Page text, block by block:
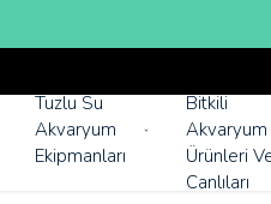
Tuzlu Su
Akvaryum
Ekipmanları
Bitkili
Akvaryum
Ürünleri
Canlıları